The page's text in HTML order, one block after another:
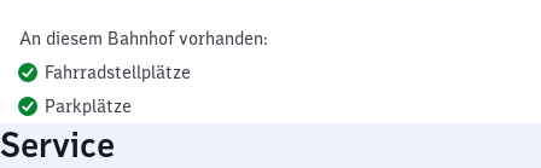
An diesem Bahnhof vorhanden:
Fahrradstellplätze
Parkplätze
Service